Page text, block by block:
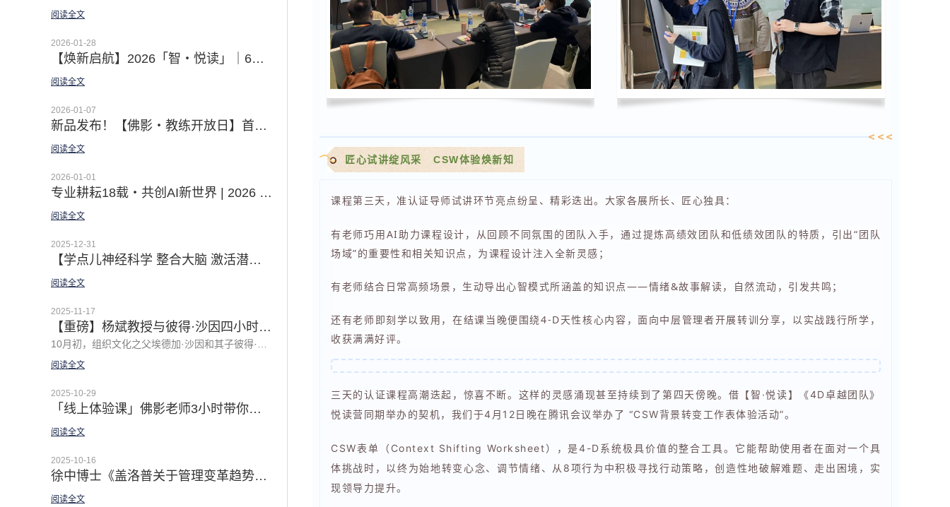
阅读全文
2026-01-28
【焕新启航】2026「智・悦读」｜6本领导力经典 赋能你的核心竞争力
阅读全文
2026-01-07
新品发布！【佛影・教练开放日】首场温情上线｜邀你直击教练对话现场 见证蜕变时刻
阅读全文
2026-01-01
专业耕耘18载・共创AI新世界 | 2026 智学明德继续以领导力经典 助力组织的领导梯队建设
阅读全文
2025-12-31
【学点儿神经科学 整合大脑 激活潜能 | 「佛影漫谈领导力之私房体验课」2026 全新主题温暖上线
阅读全文
2025-11-17
【重磅】杨斌教授与彼得·沙因四小时深度对话：谦逊领导力的中国实践
10月初，组织文化之父埃德加·沙因和其子彼得·沙因的新著《谦逊领导力2.0》中文版上市。 在《谦逊领导力2.0》新书分享会上，清华大学经济管理学院教授杨斌与作者之一彼得·沙因（埃德加·沙因之子）围绕中国企业的领导力问题展开了一场长达四小时的深度对话，译者徐中博士主持对话，结合中国企业实践和当下AI等新挑战探讨了很多前沿话题，并提出了十个精彩的问题，引发了深入的讨论，对企业的领导力转型和组织建设极富启发！
阅读全文
2025-10-29
「线上体验课」佛影老师3小时带你体验GROW模型的正确打开方式
阅读全文
2025-10-16
徐中博士《盖洛普关于管理变革趋势的52个颠覆性发现》译者序 | 释放经理人潜能是解锁组织原力的杠杆
阅读全文
匠心试讲绽风采 CSW体验焕新知
课程第三天，准认证导师试讲环节亮点纷呈、精彩迭出。大家各展所长、匠心独具：
有老师巧用AI助力课程设计，从回顾不同氛围的团队入手，通过提炼高绩效团队和低绩效团队的特质，引出“团队
场域”的重要性和相关知识点，为课程设计注入全新灵感；
有老师结合日常高频场景，生动导出心智模式所涵盖的知识点——情绪&故事解读，自然流动，引发共鸣；
还有老师即刻学以致用，在结课当晚便围绕4-D天性核心内容，面向中层管理者开展转训分享，以实战践行所学，
收获满满好评。
三天的认证课程高潮迭起，惊喜不断。这样的灵感涌现甚至持续到了第四天傍晚。借【智·悦读】《4D卓越团队》
悦读营同期举办的契机，我们于4月12日晚在腾讯会议举办了 “CSW背景转变工作表体验活动”。
CSW表单（Context Shifting Worksheet），是4-D系统极具价值的整合工具。它能帮助使用者在面对一个具
体挑战时，以终为始地转变心念、调节情绪、从8项行为中积极寻找行动策略，创造性地破解难题、走出困境，实
现领导力提升。